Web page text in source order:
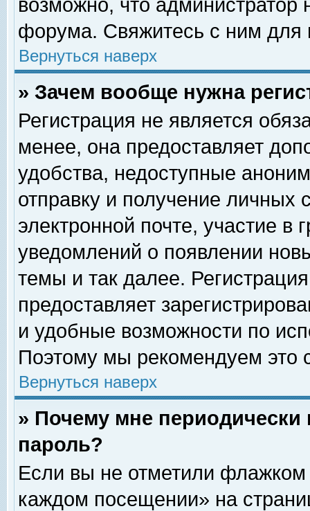
возможно, что
форума. Свяжитесь с ним для
Вернуться наверх
» Зачем вообще нужна
Регистрация не является
менее, она предоставляет
удобства, недоступные
отправку и получение личных
электронной почте, участие в
уведомлений о появлении
темы и так далее.
предоставляет
и удобные возможности по
Поэтому мы рекомендуем это
Вернуться наверх
» Почему мне
пароль?
Если вы не отметили флажком
каждом посещении» на